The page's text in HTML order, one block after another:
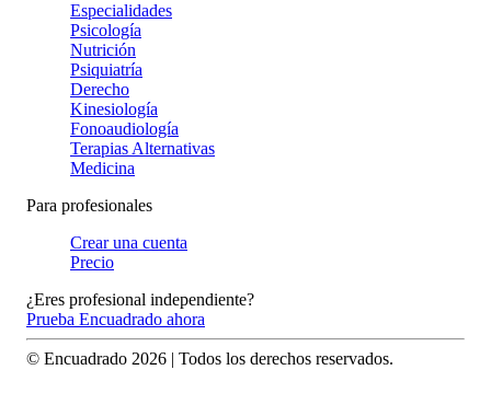
Especialidades
Psicología
Nutrición
Psiquiatría
Derecho
Kinesiología
Fonoaudiología
Terapias Alternativas
Medicina
Para profesionales
Crear una cuenta
Precio
¿Eres profesional independiente?
Prueba Encuadrado ahora
© Encuadrado 2026 | Todos los derechos reservados.